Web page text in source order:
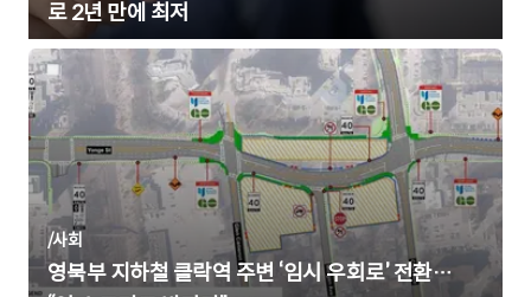
로 2년 만에 최저
/사회
영북부 지하철 클락역 주변 ‘임시 우회로’ 전환…